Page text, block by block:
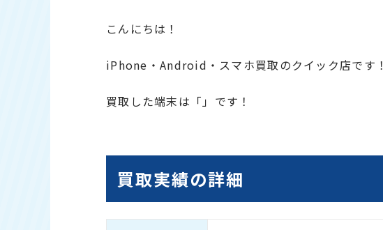
こんにちは！
iPhone・Android・スマホ買取のクイック店です！
買取した端末は「」です！
買取実績の詳細